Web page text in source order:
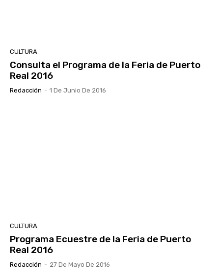
CULTURA
Consulta el Programa de la Feria de Puerto
Real 2016
Redacción - 1 De Junio De 2016
CULTURA
Programa Ecuestre de la Feria de Puerto
Real 2016
Redacción - 27 De Mayo De 2016